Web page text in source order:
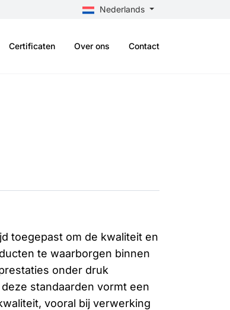
Nederlands
Certificaten Over ons Contact
toegepast om de kwaliteit en
te waarborgen binnen
onder druk
standaarden vormt een
vooral bij verwerking